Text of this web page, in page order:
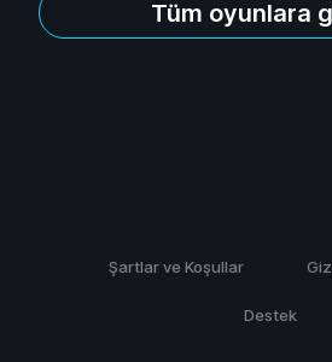
Tüm oyunlara
Şartlar ve Koşullar
Destek